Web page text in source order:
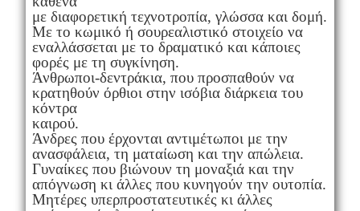
με διαφορετική τεχνοτροπία, γλώσσα και δομή.
Με το κωμικό ή σουρεαλιστικό στοιχείο να
εναλλάσσεται με το δραματικό και κάποιες
φορές με τη συγκίνηση.
Άνθρωποι-δεντράκια, που προσπαθούν να
κρατηθούν όρθιοι στην ισόβια διάρκεια του
κόντρα
καιρού.
Άνδρες που έρχονται αντιμέτωποι με την
ανασφάλεια, τη ματαίωση και την απώλεια.
Γυναίκες που βιώνουν τη μοναξιά και την
απόγνωση κι άλλες που κυνηγούν την ουτοπία.
Μητέρες υπερπροστατευτικές κι άλλες